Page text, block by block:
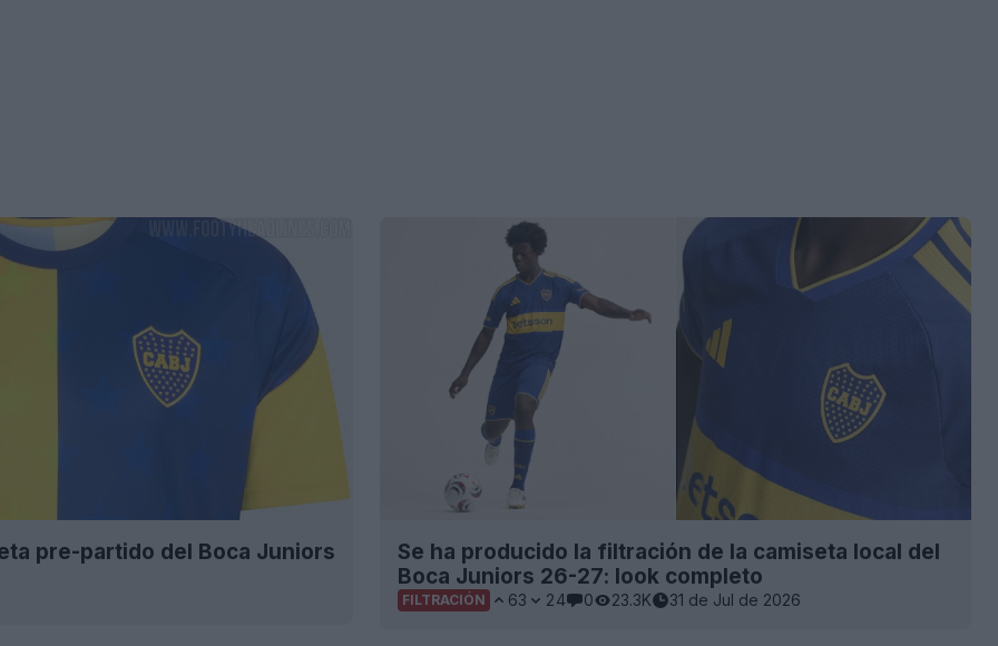
pre-partido del Boca Juniors
Se ha producido la filtración de la camiseta local del
Boca Juniors 26-27: look completo
FILTRACIÓN 63 24 0 23.3K 31 de Jul de 2026